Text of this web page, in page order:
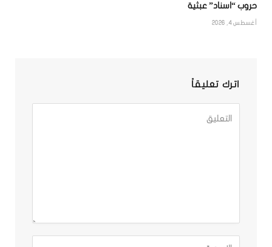
حروب “اسناد” عبثية
أغسطس 4, 2026
اترك تعليقاً